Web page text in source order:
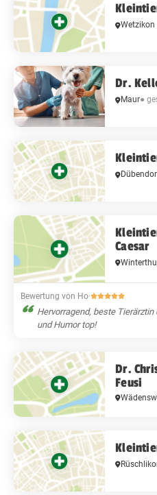
Wetzikon
Dr.
Maur●
Caesar
Bewertung von Ho·
Hervorragend, beste
und Humor top!
Dr.
Feusi